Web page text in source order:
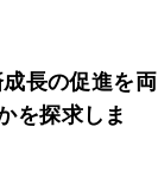
長の促進を両
を探求しま